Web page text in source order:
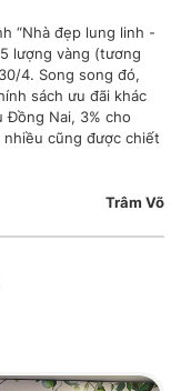
“Nhà đẹp lung linh -
lượng vàng (tương
4. Song song đó,
sách ưu đãi khác
Đồng Nai, 3% cho
cũng được chiết
Trâm Võ